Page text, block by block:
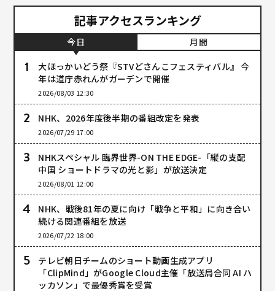
記事アクセスランキング
今日
月間
大ほっかいどう祭『STVどさんこフェスティバル』 今
年は道庁赤れんがガーデンで開催
2026/08/03 12:30
NHK、2026年度後半期の番組改定を発表
2026/07/29 17:00
NHKスペシャル 臨界世界-ON THE EDGE-「縦の支配
中国 ショートドラマの光と影」が放送決定
2026/08/01 12:00
NHK、戦後81年の夏に向け「戦争と平和」に向き合い
続ける関連番組を放送
2026/07/22 18:00
テレビ朝日チームのショート動画生成アプリ
「ClipMind」がGoogle Cloud主催「放送局合同 AI ハ
ッカソン」で最優秀賞を受賞